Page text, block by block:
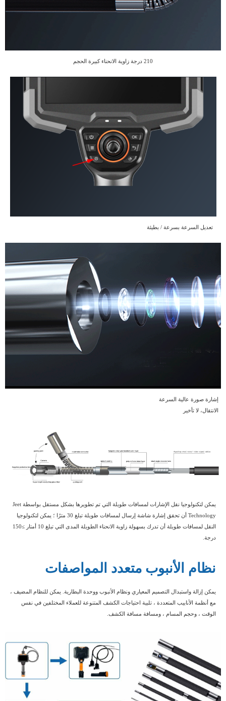
210 درجة زاوية الانحناء كبيرة الحجم
تعديل السرعة بسرعة / بطيئة
إشارة صورة عالية السرعة
الانتقال، لا تأخير
يمكن لتكنولوجيا نقل الإشارات لمسافات طويلة التي تم تطويرها بشكل مستقل بواسطة Jeet
Technology أن تحقق إشارة شاشة إرسال لمسافات طويلة تبلغ 30 مترًا ؛ يمكن لتكنولوجيا
النقل لمسافات طويلة أن تدرك بسهولة زاوية الانحناء الطويلة المدى التي تبلغ 10 أمتار ≥150
درجة.
نظام الأنبوب متعدد المواصفات
يمكن إزالة واستبدال التصميم المعياري ونظام الأنبوب ووحدة البطارية. يمكن للنظام المضيف ،
مع أنظمة الأنابيب المتعددة ، تلبية احتياجات الكشف المتنوعة للعملاء المختلفين في نفس
الوقت ، وحجم المسام ، ومسافة مسافة الكشف.